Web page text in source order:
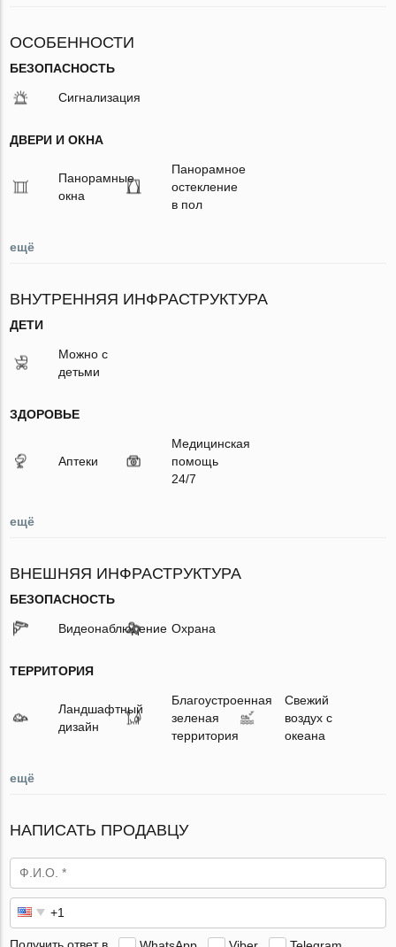
ОСОБЕННОСТИ
БЕЗОПАСНОСТЬ
Сигнализация
ДВЕРИ И ОКНА
Панорамные
окна
Панорамное
остекление
в пол
ещё
ВНУТРЕННЯЯ ИНФРАСТРУКТУРА
ДЕТИ
Можно с
детьми
ЗДОРОВЬЕ
Аптеки
Медицинская
помощь
24/7
ещё
ВНЕШНЯЯ ИНФРАСТРУКТУРА
БЕЗОПАСНОСТЬ
Видеонаблюдение Охрана
ТЕРРИТОРИЯ
Ландшафтный
дизайн
Благоустроенная
зеленая
территория
Свежий
воздух с
океана
ещё
НАПИСАТЬ ПРОДАВЦУ